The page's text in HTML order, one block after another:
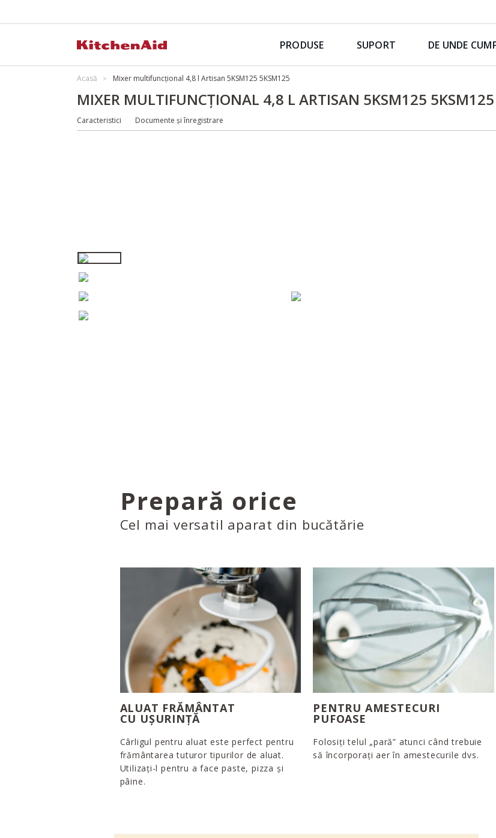
PRODUSE SUPORT DE UNDE
Acasă Mixer multifuncțional 4,8 l Artisan 5KSM125 5KSM125
MIXER MULTIFUNCȚIONAL 4,8 L ARTISAN 5KSM125 5KSM125
Caracteristici Documente și înregistrare
Prepară orice
Cel mai versatil aparat din bucătărie
ALUAT FRĂMÂNTAT
CU UȘURINȚĂ
Cârligul pentru aluat este perfect pentru
frământarea tuturor tipurilor de aluat.
Utilizați-l pentru a face paste, pizza și
pâine.
PENTRU AMESTECURI
PUFOASE
Folosiți telul „pară” atunci când trebuie
să încorporați aer în amestecurile dvs.